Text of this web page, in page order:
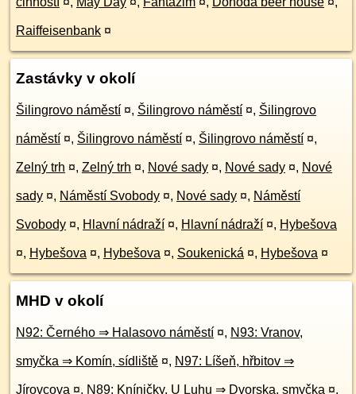
Raiffeisenbank ¤
Zastávky v okolí
Šilingrovo náměstí ¤, Šilingrovo náměstí ¤, Šilingrovo
náměstí ¤, Šilingrovo náměstí ¤, Šilingrovo náměstí ¤,
Zelný trh ¤, Zelný trh ¤, Nové sady ¤, Nové sady ¤, Nové
sady ¤, Náměstí Svobody ¤, Nové sady ¤, Náměstí
Svobody ¤, Hlavní nádraží ¤, Hlavní nádraží ¤, Hybešova
¤, Hybešova ¤, Hybešova ¤, Soukenická ¤, Hybešova ¤
MHD v okolí
N92: Černého ⇒ Halasovo náměstí ¤, N93: Vranov,
smyčka ⇒ Komín, sídliště ¤, N97: Líšeň, hřbitov ⇒
Jírovcova ¤, N89: Kníničky, U Luhu ⇒ Dvorska, smyčka ¤,